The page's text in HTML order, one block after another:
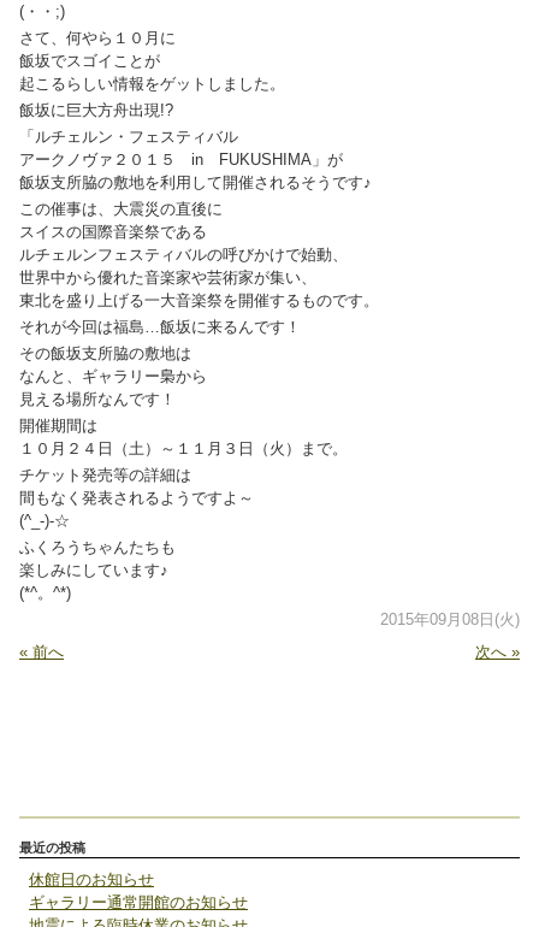
(・・;)
さて、何やら１０月に
飯坂でスゴイことが
起こるらしい情報をゲットしました。
飯坂に巨大方舟出現!?
「ルチェルン・フェスティバル
アークノヴァ２０１５ in FUKUSHIMA」が
飯坂支所脇の敷地を利用して開催されるそうです♪
この催事は、大震災の直後に
スイスの国際音楽祭である
ルチェルンフェスティバルの呼びかけで始動、
世界中から優れた音楽家や芸術家が集い、
東北を盛り上げる一大音楽祭を開催するものです。
それが今回は福島…飯坂に来るんです！
その飯坂支所脇の敷地は
なんと、ギャラリー梟から
見える場所なんです！
開催期間は
１０月２４日（土）～１１月３日（火）まで。
チケット発売等の詳細は
間もなく発表されるようですよ～
(^_-)-☆
ふくろうちゃんたちも
楽しみにしています♪
(*^。^*)
2015年09月08日(火)
« 前へ
次へ »
最近の投稿
休館日のお知らせ
ギャラリー通常開館のお知らせ